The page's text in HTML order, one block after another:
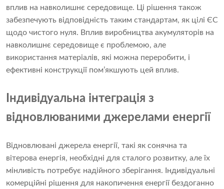
вплив на навколишнє середовище. Ці рішення також
забезпечують відповідність таким стандартам, як цілі ЄС
щодо чистого нуля. Вплив виробництва акумуляторів на
навколишнє середовище є проблемою, але
використання матеріалів, які можна переробити, і
ефективні конструкції пом’якшують цей вплив.
Індивідуальна інтеграція з
відновлюваними джерелами енергії
Відновлювані джерела енергії, такі як сонячна та
вітерова енергія, необхідні для сталого розвитку, але їх
мінливість потребує надійного зберігання. Індивідуальні
комерційні рішення для накопичення енергії бездоганно